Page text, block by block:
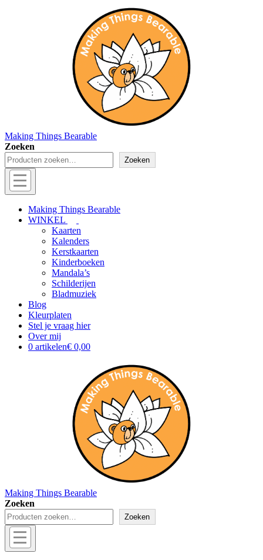
Making Things Bearable
Zoeken
Zoeken
Hoofd
navigatie
Menu
Making Things Bearable
WINKEL
Kaarten
Kalenders
Kerstkaarten
Kinderboeken
Mandala’s
Schilderijen
Bladmuziek
Blog
Kleurplaten
Stel je vraag hier
Over mij
0 artikelen€ 0,00
Making Things Bearable
Zoeken
Zoeken
Menu